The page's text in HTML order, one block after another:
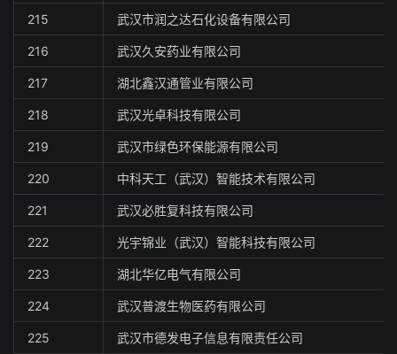
215 武汉市润之达石化设备有限公司
216 武汉久安药业有限公司
217 湖北鑫汉通管业有限公司
218 武汉光卓科技有限公司
219 武汉市绿色环保能源有限公司
220 中科天工（武汉）智能技术有限公司
221 武汉必胜复科技有限公司
222 光宇锦业（武汉）智能科技有限公司
223 湖北华亿电气有限公司
224 武汉普渡生物医药有限公司
225 武汉市德发电子信息有限责任公司